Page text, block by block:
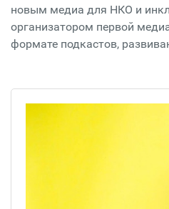
новым медиа для НКО и
организатором первой
формате подкастов,